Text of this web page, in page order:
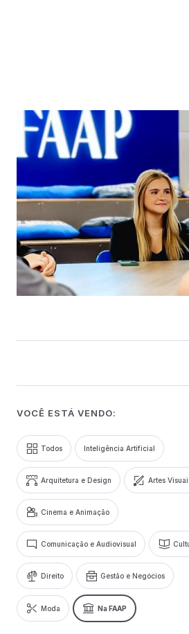
VOCÊ ESTÁ VENDO:
Todos Inteligência Artificial
Arquitetura e Design Artes
Cinema e Animação
Comunicação e Audiovisual
Direito Gestão e Negócios
Moda Na FAAP